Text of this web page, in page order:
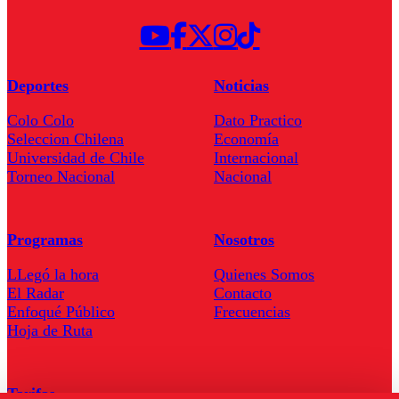
Deportes
Colo Colo
Seleccion Chilena
Universidad de Chile
Torneo Nacional
Noticias
Dato Practico
Economía
Internacional
Nacional
Programas
LLegó la hora
El Radar
Enfoqué Público
Hoja de Ruta
Nosotros
Quienes Somos
Contacto
Frecuencias
Tarifas